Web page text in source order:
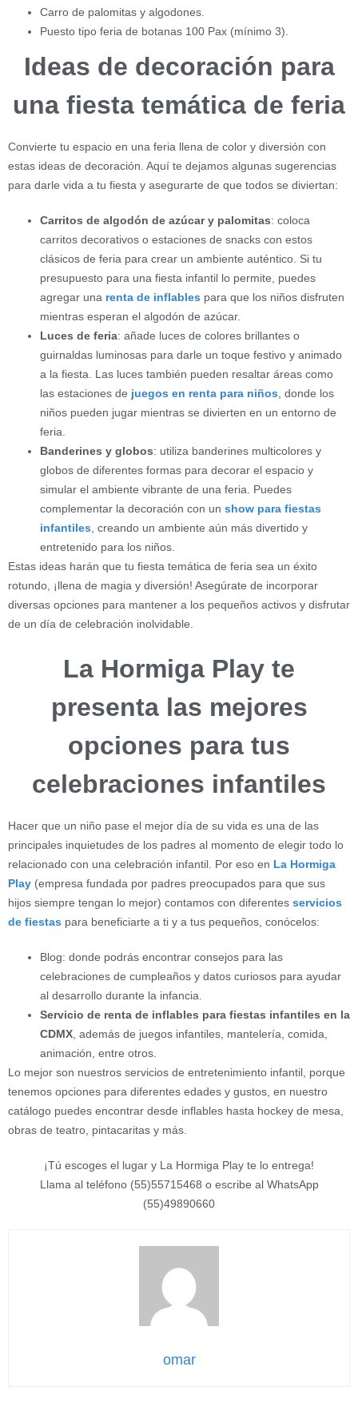
Carro de palomitas y algodones.
Puesto tipo feria de botanas 100 Pax (mínimo 3).
Ideas de decoración para
una fiesta temática de feria
Convierte tu espacio en una feria llena de color y diversión con
estas ideas de decoración. Aquí te dejamos algunas sugerencias
para darle vida a tu fiesta y asegurarte de que todos se diviertan:
Carritos de algodón de azúcar y palomitas: coloca
carritos decorativos o estaciones de snacks con estos
clásicos de feria para crear un ambiente auténtico. Si tu
presupuesto para una fiesta infantil lo permite, puedes
agregar una renta de inflables para que los niños disfruten
mientras esperan el algodón de azúcar.
Luces de feria: añade luces de colores brillantes o
guirnaldas luminosas para darle un toque festivo y animado
a la fiesta. Las luces también pueden resaltar áreas como
las estaciones de juegos en renta para niños , donde los
niños pueden jugar mientras se divierten en un entorno de
feria.
Banderines y globos: utiliza banderines multicolores y
globos de diferentes formas para decorar el espacio y
simular el ambiente vibrante de una feria. Puedes
complementar la decoración con un show para fiestas
infantiles , creando un ambiente aún más divertido y
entretenido para los niños.
Estas ideas harán que tu fiesta temática de feria sea un éxito
rotundo, ¡llena de magia y diversión! Asegúrate de incorporar
diversas opciones para mantener a los pequeños activos y disfrutar
de un día de celebración inolvidable.
La Hormiga Play te
presenta las mejores
opciones para tus
celebraciones infantiles
Hacer que un niño pase el mejor día de su vida es una de las
principales inquietudes de los padres al momento de elegir todo lo
relacionado con una celebración infantil. Por eso en La Hormiga
Play (empresa fundada por padres preocupados para que sus
hijos siempre tengan lo mejor) contamos con diferentes servicios
de fiestas para beneficiarte a ti y a tus pequeños, conócelos:
Blog: donde podrás encontrar consejos para las
celebraciones de cumpleaños y datos curiosos para ayudar
al desarrollo durante la infancia.
Servicio de renta de inflables para fiestas infantiles en la
CDMX , además de juegos infantiles, mantelería, comida,
animación, entre otros.
Lo mejor son nuestros servicios de entretenimiento infantil, porque
tenemos opciones para diferentes edades y gustos, en nuestro
catálogo puedes encontrar desde inflables hasta hockey de mesa,
obras de teatro, pintacaritas y más.
¡Tú escoges el lugar y La Hormiga Play te lo entrega!
Llama al teléfono (55)55715468 o escribe al WhatsApp
(55)49890660
omar